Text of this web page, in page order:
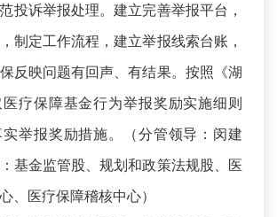
范投诉举报处理。建立完善举报平台，
制定工作流程，建立举报线索台账，
反映问题有回声、有结果。按照《湖
疗保障基金行为举报奖励实施细则
实举报奖励措施。（分管领导：闵建
基金监管股、规划和政策法规股、医
、医疗保障稽核中心）